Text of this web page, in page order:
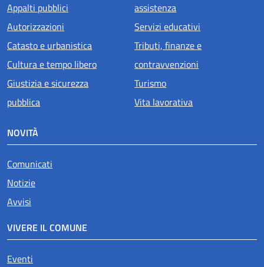
Appalti pubblici
Autorizzazioni
Catasto e urbanistica
Cultura e tempo libero
Giustizia e sicurezza
pubblica
assistenza
Servizi educativi
Tributi, finanze e
contravvenzioni
Turismo
Vita lavorativa
NOVITÀ
Comunicati
Notizie
Avvisi
VIVERE IL COMUNE
Eventi